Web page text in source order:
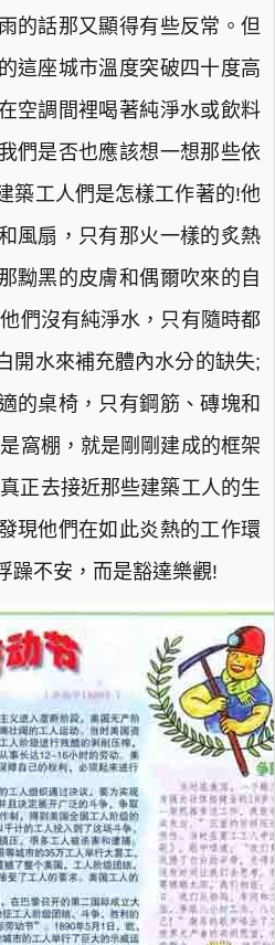
的話那又顯得有些反常。但
這座城市溫度突破四十度高
空調間裡喝著純淨水或飲料
們是否也應該想一想那些依
築工人們是怎樣工作著的!他
風扇，只有那火一樣的炙熱
黝黑的皮膚和偶爾吹來的自
們沒有純淨水，只有隨時都
開水來補充體內水分的缺失;
的桌椅，只有鋼筋、磚塊和
窩棚，就是剛剛建成的框架
正去接近那些建築工人的生
現他們在如此炎熱的工作環
躁不安，而是豁達樂觀!